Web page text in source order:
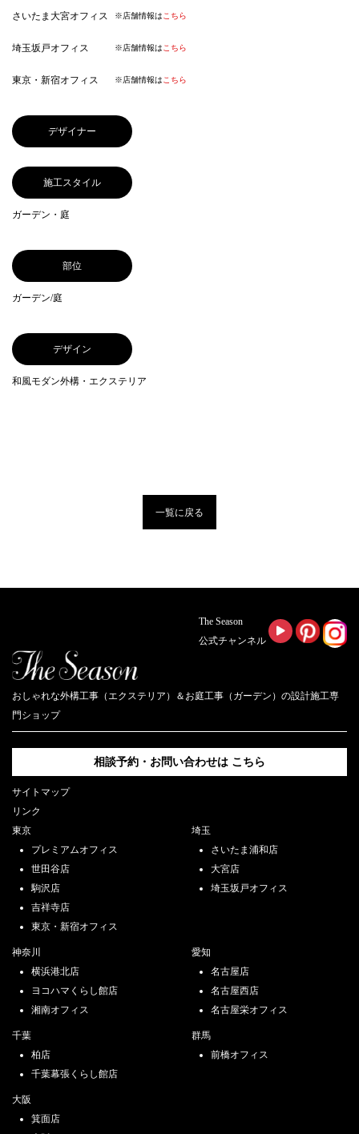
さいたま大宮オフィス
埼玉坂戸オフィス
東京・新宿オフィス
※店舗情報は こちら
※店舗情報は こちら
※店舗情報は こちら
デザイナー
施工スタイル
ガーデン・庭
部位
ガーデン/庭
デザイン
和風モダン外構・エクステリア
一覧に戻る
The Season
公式チャンネル
おしゃれな外構工事（エクステリア）＆お庭工事（ガーデン）の設計施工専
門ショップ
相談予約・お問い合わせは こちら
サイトマップ
リンク
東京
プレミアムオフィス
世田谷店
駒沢店
吉祥寺店
東京・新宿オフィス
千葉
柏店
千葉幕張くらし館店
群馬
前橋オフィス
愛知
名古屋店
名古屋西店
名古屋栄オフィス
神奈川
横浜港北店
ヨコハマくらし館店
湘南オフィス
埼玉
さいたま浦和店
大宮店
埼玉坂戸オフィス
大阪
箕面店